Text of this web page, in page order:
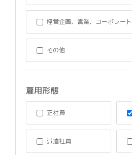
経営企画、営業、コーポレート
その他
雇用形態
正社員
派遣社員